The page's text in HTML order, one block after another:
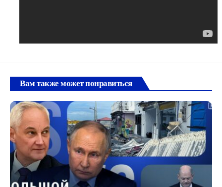
Вам также может понравиться